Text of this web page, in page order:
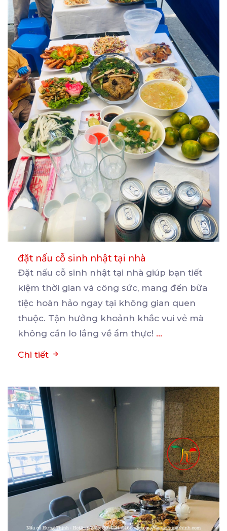
đặt nấu cỗ sinh nhật tại nhà
Đặt nấu cỗ sinh nhật tại nhà giúp bạn tiết
kiệm thời gian và công sức, mang đến bữa
tiệc hoàn hảo ngay tại không gian quen
thuộc. Tận hưởng khoảnh khắc vui vẻ mà
không cần lo lắng về ẩm thực! ...
Chi tiết